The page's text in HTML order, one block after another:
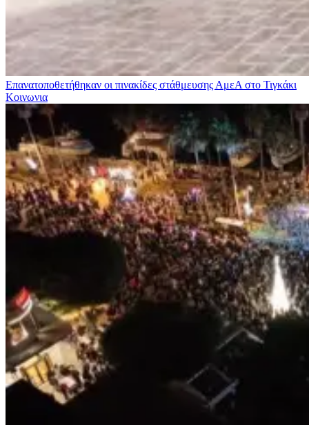
Επανατοποθετήθηκαν οι πινακίδες στάθμευσης ΑμεΑ στο Τιγκάκι
Κοινωνια